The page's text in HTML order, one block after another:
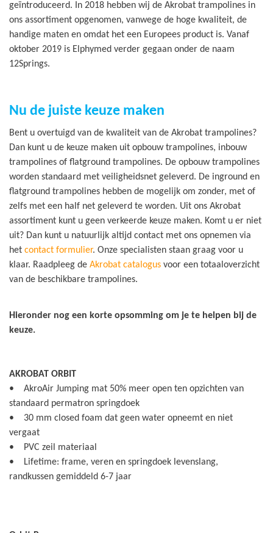
geïntroduceerd. In 2018 hebben wij de Akrobat trampolines in
ons assortiment opgenomen, vanwege de hoge kwaliteit, de
handige maten en omdat het een Europees product is. Vanaf
oktober 2019 is Elphymed verder gegaan onder de naam
12Springs.
Nu de juiste keuze maken
Bent u overtuigd van de kwaliteit van de Akrobat trampolines?
Dan kunt u de keuze maken uit opbouw trampolines, inbouw
trampolines of flatground trampolines. De opbouw trampolines
worden standaard met veiligheidsnet geleverd. De inground en
flatground trampolines hebben de mogelijk om zonder, met of
zelfs met een half net geleverd te worden. Uit ons Akrobat
assortiment kunt u geen verkeerde keuze maken. Komt u er niet
uit? Dan kunt u natuurlijk altijd contact met ons opnemen via
het contact formulier. Onze specialisten staan graag voor u
klaar. Raadpleeg de Akrobat catalogus voor een totaaloverzicht
van de beschikbare trampolines.
Hieronder nog een korte opsomming om je te helpen bij de
keuze.
AKROBAT ORBIT
• AkroAir Jumping mat 50% meer open ten opzichten van
standaard permatron springdoek
• 30 mm closed foam dat geen water opneemt en niet
vergaat
• PVC zeil materiaal
• Lifetime: frame, veren en springdoek levenslang,
randkussen gemiddeld 6-7 jaar